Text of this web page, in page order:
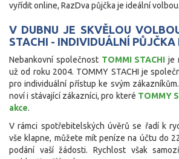
vyřídit online, RazDva půjčka je ideální volbou.
V DUBNU JE SKVĚLOU
STACHI - INDIVIDUÁLNÍ PŮJČKA
Nebankovní společnost TOMMI STACHI je
už od roku 2004. TOMMY STACHI je
pro individuální přístup ke svým
noví i stávající zákazníci, pro které TOMMY
akce.
V rámci spotřebitelských úvěrů se řadí k
vše klapne, můžete mít peníze na účtu do
podání vaší žádosti. Rychlost však